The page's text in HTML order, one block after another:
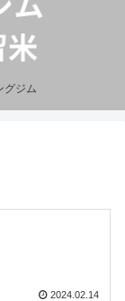
グジム
2024.02.14